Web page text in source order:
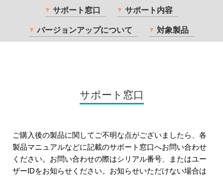
サポート窓口 サポート内容
バージョンアップについて 対象製品
サポート窓口
ご購入後の製品に関してご不明な点がございましたら、各
製品マニュアルなどに記載のサポート窓口へお問い合わせ
ください。お問い合わせの際はシリアル番号、またはユー
ザーIDをお知らせください。お知らせいただけない場合は